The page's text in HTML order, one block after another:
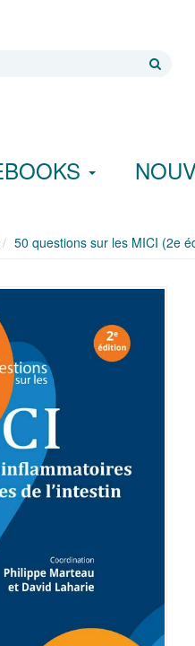
50 questions sur les MICI (2e